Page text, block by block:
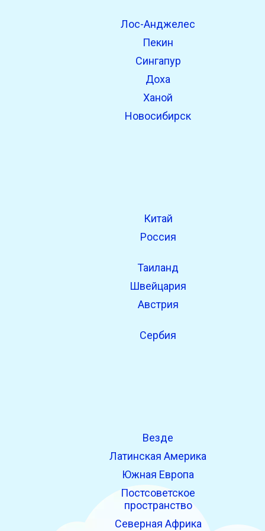
Попробуй этоopen_in_new
Лос-Анджелес
Пекин
Сингапур
Доха
Ханой
Новосибирск
Китай
Россия
Таиланд
Швейцария
Австрия
Сербия
Везде
Латинская Америка
Южная Европа
Постсоветское
пространство
Северная Африка